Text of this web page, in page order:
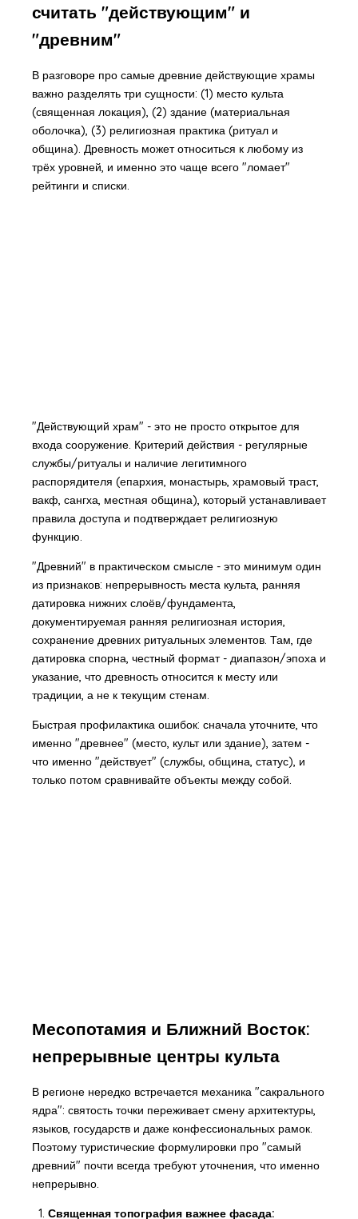
считать "действующим" и
"древним"
В разговоре про самые древние действующие храмы
важно разделять три сущности: (1) место культа
(священная локация), (2) здание (материальная
оболочка), (3) религиозная практика (ритуал и
община). Древность может относиться к любому из
трёх уровней, и именно это чаще всего "ломает"
рейтинги и списки.
"Действующий храм" - это не просто открытое для
входа сооружение. Критерий действия - регулярные
службы/ритуалы и наличие легитимного
распорядителя (епархия, монастырь, храмовый траст,
вакф, сангха, местная община), который устанавливает
правила доступа и подтверждает религиозную
функцию.
"Древний" в практическом смысле - это минимум один
из признаков: непрерывность места культа, ранняя
датировка нижних слоёв/фундамента,
документируемая ранняя религиозная история,
сохранение древних ритуальных элементов. Там, где
датировка спорна, честный формат - диапазон/эпоха и
указание, что древность относится к месту или
традиции, а не к текущим стенам.
Быстрая профилактика ошибок: сначала уточните, что
именно "древнее" (место, культ или здание), затем -
что именно "действует" (службы, община, статус), и
только потом сравнивайте объекты между собой.
Месопотамия и Ближний Восток:
непрерывные центры культа
В регионе нередко встречается механика "сакрального
ядра": святость точки переживает смену архитектуры,
языков, государств и даже конфессиональных рамок.
Поэтому туристические формулировки про "самый
древний" почти всегда требуют уточнения, что именно
непрерывно.
Священная топография важнее фасада: